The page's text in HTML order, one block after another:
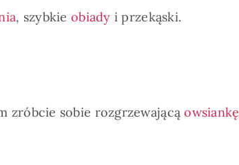
, szybkie obiady i przekąski.
zróbcie sobie rozgrzewającąowsiankę